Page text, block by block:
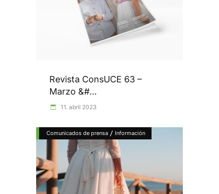
Revista ConsUCE 63 –
Marzo &#...
11. abril 2023
Comunicados de prensa / Información